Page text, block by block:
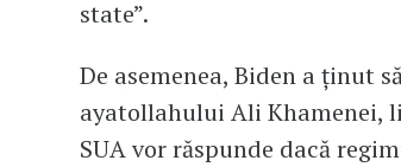
state”.
De asemenea, Biden a ținut
ayatollahului Ali Khamenei,
SUA vor răspunde dacă